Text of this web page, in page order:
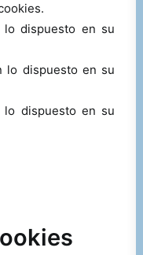
lo dispuesto en su
lo dispuesto en su
lo dispuesto en su